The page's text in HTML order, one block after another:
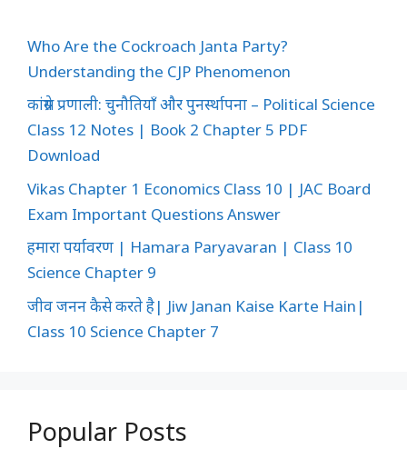
Who Are the Cockroach Janta Party?
Understanding the CJP Phenomenon
कांग्रेस प्रणाली: चुनौतियाँ और पुनर्स्थापना – Political Science
Class 12 Notes | Book 2 Chapter 5 PDF
Download
Vikas Chapter 1 Economics Class 10 | JAC Board
Exam Important Questions Answer
हमारा पर्यावरण | Hamara Paryavaran | Class 10
Science Chapter 9
जीव जनन कैसे करते है| Jiw Janan Kaise Karte Hain|
Class 10 Science Chapter 7
Popular Posts